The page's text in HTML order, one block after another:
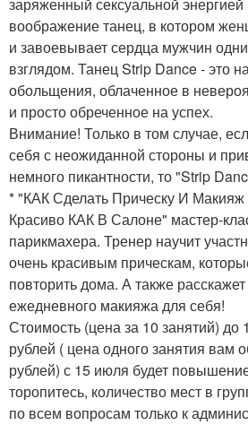
заряженный сексуальной
воображение танец, в котором
и завоевывает сердца мужчин
взглядом. Танец Strip Dance - это
обольщения, облаченное в
и просто обреченное на успех.
Внимание! Только в том случае,
себя с неожиданной стороны и
немного пикантности, то "Strip
* "КАК Сделать Прическу И
Красиво КАК В Салоне" мастер-
парикмахера. Тренер научит
очень красивым прическам,
повторить дома. А также
ежедневного макияжа для себя!
Стоимость (цена за 10 занятий) до
рублей ( цена одного занятия вам
рублей) с 15 июля будет
торопитесь, количество мест в
по всем вопросам только к